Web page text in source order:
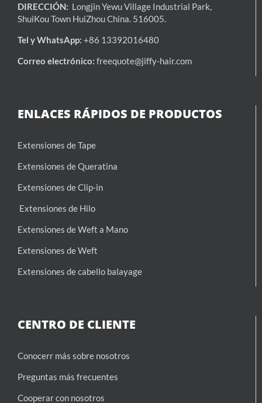
DIRECCIÓN: Longjin Yewu Village Industrial Park,
ShuiKou Town HuiZhou China. 516005.
Tel y WhatsApp: +86 13392016480
Correo electrónico: freequote@jiffy-hair.com
ENLACES RÁPIDOS DE PRODUCTOS
Extensiones de Tape
Extensiones de Queratina
Extensiones de Clip-in
Extensiones de Hilo
Extensiones de Weft a Mano
Extensiones de Weft
Extensiones de cabello balayage
CENTRO DE CLIENTE
Conocerr más sobre nosotros
Preguntas más frecuentes
Cooperar con nosotros